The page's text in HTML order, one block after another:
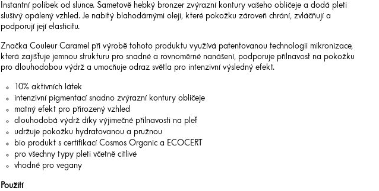
Instantní polibek od slunce. Sametově hebký bronzer zvýrazní kontury vašeho obličeje a dodá pleti
slušivý opálený vzhled. Je nabitý blahodárnými oleji, které pokožku zároveň chrání, zvláčňují a
podporují její elasticitu.
Značka Couleur Caramel při výrobě tohoto produktu využívá patentovanou technologii mikronizace,
která zajišťuje jemnou strukturu pro snadné a rovnoměrné nanášení, podporuje přilnavost na pokožku
pro dlouhodobou výdrž a umocňuje odraz světla pro intenzivní výsledný efekt.
10% aktivních látek
intenzivní pigmentací snadno zvýrazní kontury obličeje
matný efekt pro přirozený vzhled
dlouhodobá výdrž díky výjimečné přilnavosti na pleť
udržuje pokožku hydratovanou a pružnou
bio produkt s certifikací Cosmos Organic a ECOCERT
pro všechny typy pleti včetně citlivé
vhodné pro vegany
Použití